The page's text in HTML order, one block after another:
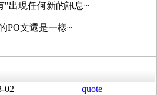
"出現任何新的訊息~
PO文還是一樣~
02 quote